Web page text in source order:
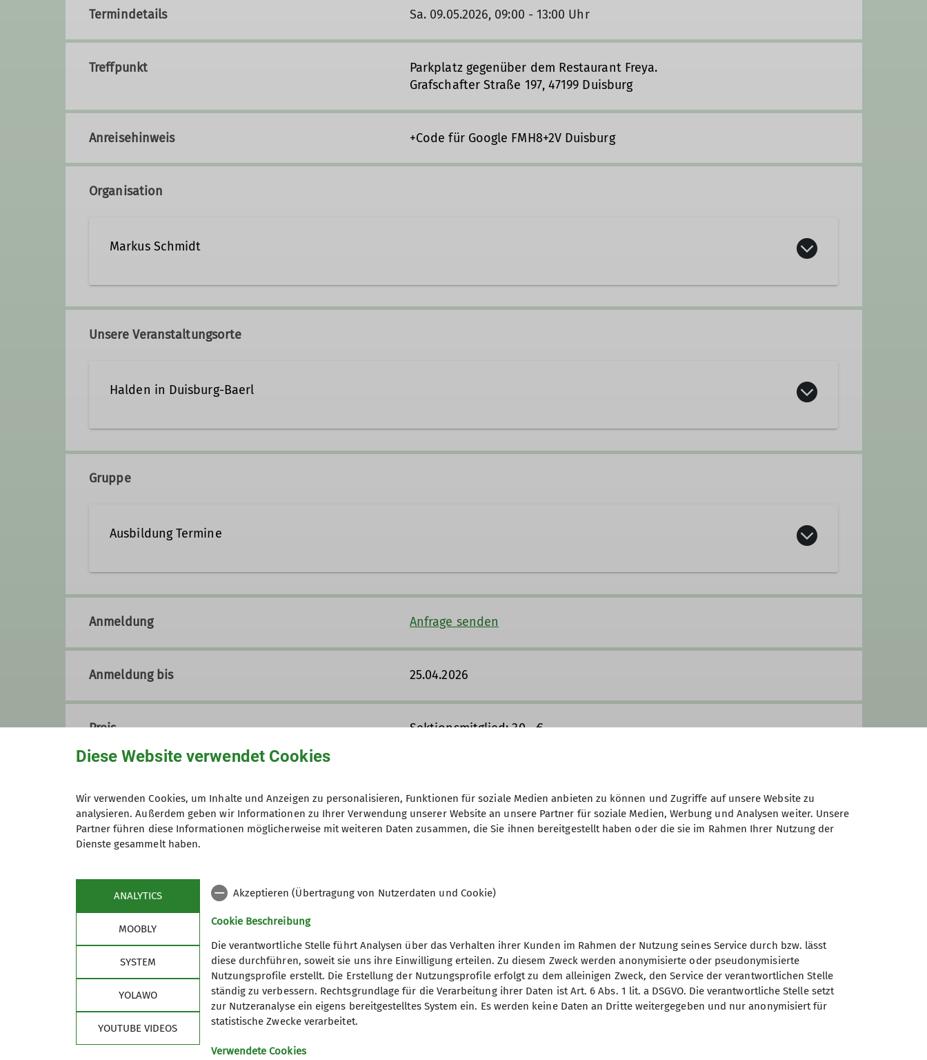
Termindetails Sa. 09.05.2026, 09:00 - 13:00 Uhr
Treffpunkt
Parkplatz gegenüber dem Restaurant Freya.
Grafschafter Straße 197, 47199 Duisburg
Anreisehinweis +Code für Google FMH8+2V Duisburg
Organisation
Markus Schmidt
Unsere Veranstaltungsorte
Halden in Duisburg-Baerl
Gruppe
Ausbildung Termine
Anmeldung Anfrage senden
Anmeldung bis 25.04.2026
Preis
Sektionsmitglied: 30,- €
Maximale Teilnehmeranzahl 8
Sektion
Geschäftsstelle
Mitglied werden
Alpenverein
DAV Hauptverband
DAV-Shop
Service
Sektion Duisburg des
Deutschen Alpenvereins e.V.
Lösorter Straße 115
Diese Website verwendet Cookies
Wir verwenden Cookies, um Inhalte und Anzeigen zu personalisieren, Funktionen für soziale Medien anbieten zu können und Zugriffe auf unsere Website zu
analysieren. Außerdem geben wir Informationen zu Ihrer Verwendung unserer Website an unsere Partner für soziale Medien, Werbung und Analysen weiter. Unsere
Partner führen diese Informationen möglicherweise mit weiteren Daten zusammen, die Sie ihnen bereitgestellt haben oder die sie im Rahmen Ihrer Nutzung der
Dienste gesammelt haben.
ANALYTICS
MOOBLY
SYSTEM
YOLAWO
YOUTUBE VIDEOS
Akzeptieren (Übertragung von Nutzerdaten und Cookie)
Cookie Beschreibung
Die verantwortliche Stelle führt Analysen über das Verhalten ihrer Kunden im Rahmen der Nutzung seines Service durch bzw. lässt
diese durchführen, soweit sie uns ihre Einwilligung erteilen. Zu diesem Zweck werden anonymisierte oder pseudonymisierte
Nutzungsprofile erstellt. Die Erstellung der Nutzungsprofile erfolgt zu dem alleinigen Zweck, den Service der verantwortlichen Stelle
ständig zu verbessern. Rechtsgrundlage für die Verarbeitung ihrer Daten ist Art. 6 Abs. 1 lit. a DSGVO. Die verantwortliche Stelle setzt
zur Nutzeranalyse ein eigens bereitgestelltes System ein. Es werden keine Daten an Dritte weitergegeben und nur anonymisiert für
statistische Zwecke verarbeitet.
Verwendete Cookies